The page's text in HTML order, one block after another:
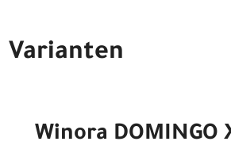
Varianten
Winora DOMINGO